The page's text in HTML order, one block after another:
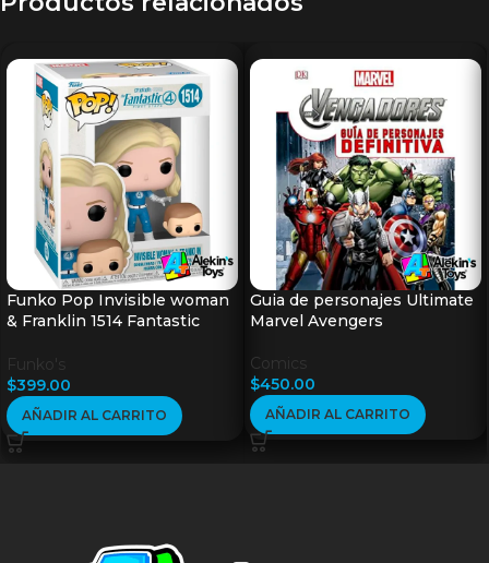
Funko Pop Invisible woman
& Franklin 1514 Fantastic
Funko's
$399.00
AÑADIR AL CARRITO
Guia de personajes Ultimate
Marvel Avengers
Comics
$450.00
AÑADIR AL CARRITO